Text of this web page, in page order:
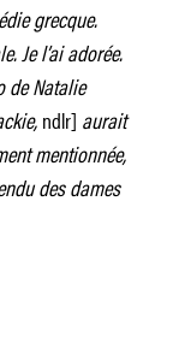
grecque.
Je l’ai adorée.
de Natalie
ndlr] aurait
mentionnée,
des dames